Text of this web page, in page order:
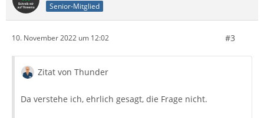
Senior-Mitglied
10. November 2022 um 12:02 #3
Zitat von Thunder
Da verstehe ich, ehrlich gesagt, die Frage nicht.